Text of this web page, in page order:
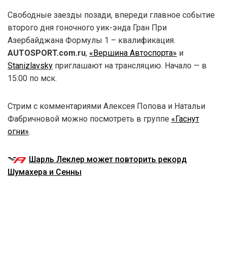
Свободные заезды позади, впереди главное событие
второго дня гоночного уик-энда Гран При
Азербайджана Формулы 1 – квалификация.
AUTOSPORT.com.ru, «Вершина Автоспорта» и
Stanizlavsky приглашают на трансляцию. Начало — в
15:00 по мск.
Стрим с комментариями Алексея Попова и Натальи
Фабричновой можно посмотреть в группе «Гаснут
огни».
Шарль Леклер может повторить рекорд
Шумахера и Сенны